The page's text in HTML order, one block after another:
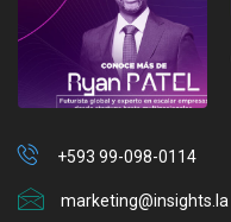
+593 99-098-0114
marketing@insights.la